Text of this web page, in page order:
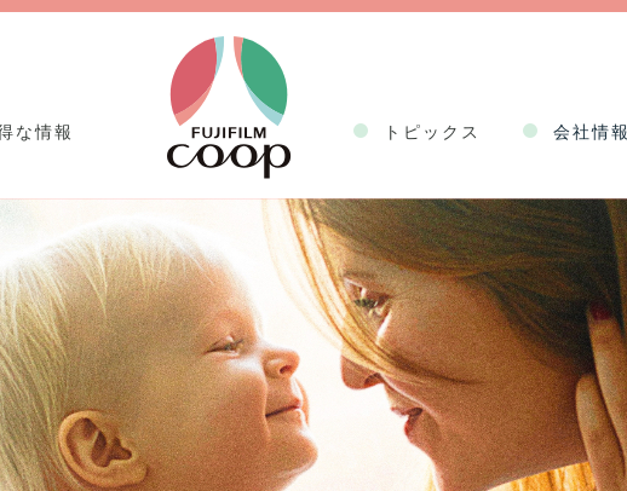
な情報 トピックス 会社情報
健康経営
事業情報
採用情報
約款
Web申込